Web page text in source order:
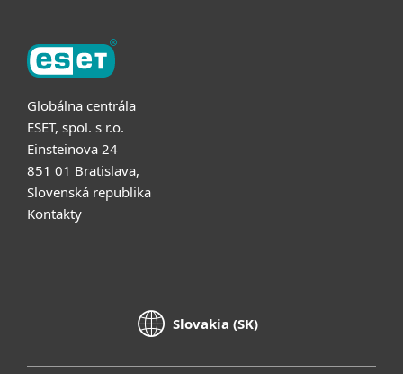
Globálna centrála
ESET, spol. s r.o.
Einsteinova 24
851 01 Bratislava,
Slovenská republika
Kontakty
Slovakia (SK)